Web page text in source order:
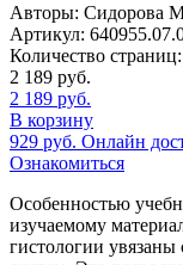
Авторы: Сидорова
Артикул:
Количество страниц:
2 189 руб.
2 189 руб.
В корзину
929 руб. Онлайн
Ознакомиться
Особенностью
изучаемому
гистологии